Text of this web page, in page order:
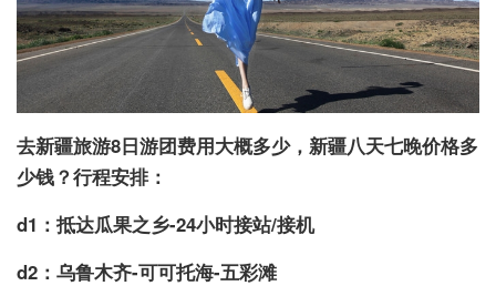
去新疆旅游8日游团费用大概多少，新疆八天七晚价格多
少钱？行程安排：
d1：抵达瓜果之乡-24小时接站/接机
d2：乌鲁木齐-可可托海-五彩滩